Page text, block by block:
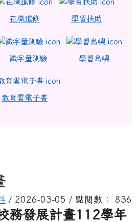
在職進修 學習扶助
識字量測驗 學習島嶼
教育雲電子書
/ 2026-03-05 / 點閱數： 836
務發展計畫112學年